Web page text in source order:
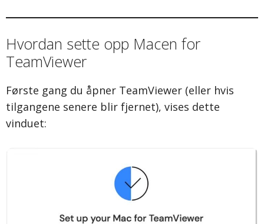
Hvordan sette opp Macen for
TeamViewer
Første gang du åpner TeamViewer (eller hvis
tilgangene senere blir fjernet), vises dette
vinduet: